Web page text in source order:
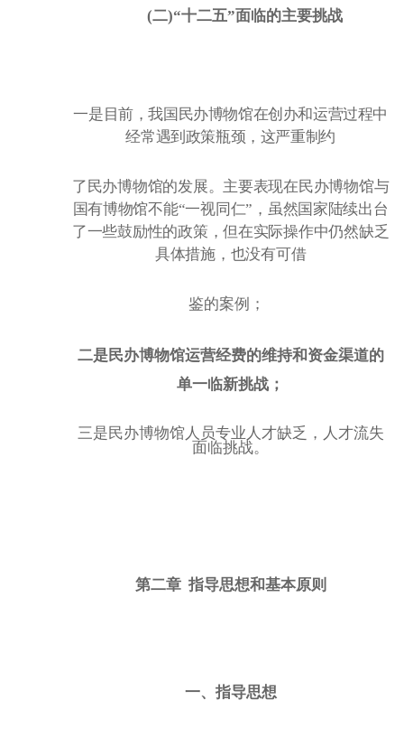
(二)“十二五”面临的主要挑战
一是目前，我国民办博物馆在创办和运营过程中
经常遇到政策瓶颈，这严重制约
了民办博物馆的发展。主要表现在民办博物馆与
国有博物馆不能“一视同仁”，虽然国家陆续出台
了一些鼓励性的政策，但在实际操作中仍然缺乏
具体措施，也没有可借
鉴的案例；
二是民办博物馆运营经费的维持和资金渠道的
单一临新挑战；
三是民办博物馆人员专业人才缺乏，人才流失
面临挑战。
第二章指导思想和基本原则
一、指导思想